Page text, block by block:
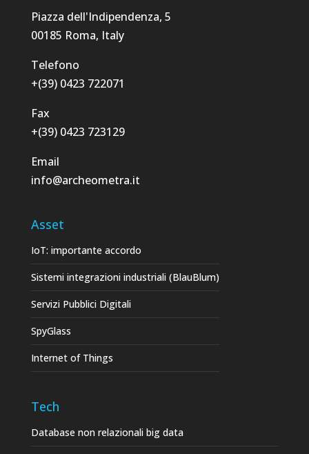
Piazza dell'Indipendenza, 5
00185 Roma, Italy
Telefono
+(39) 0423 722071
Fax
+(39) 0423 723129
Email
info@archeometra.it
Asset
IoT: importante accordo
Sistemi integrazioni industriali (BlauBlum)
Servizi Pubblici Digitali
SpyGlass
Internet of Things
Tech
Database non relazionali big data